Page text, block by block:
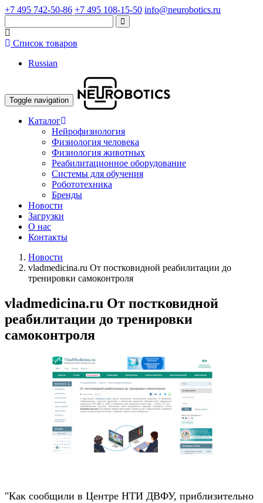
+7 495 742-50-86 +7 495 108-15-50 info@neurobotics.ru
Список товаров
Russian
Toggle navigation
Каталог
Нейрофизиология
Физиология человека
Физиология животных
Реабилитационное оборудование
Системы для обучения
Робототехника
Бренды
Новости
Загрузки
О нас
Контакты
Новости
vladmedicina.ru От постковидной реабилитации до
тренировки самоконтроля
vladmedicina.ru От постковидной
реабилитации до тренировки
самоконтроля
"Как сообщили в Центре НТИ ДВФУ, приблизительно